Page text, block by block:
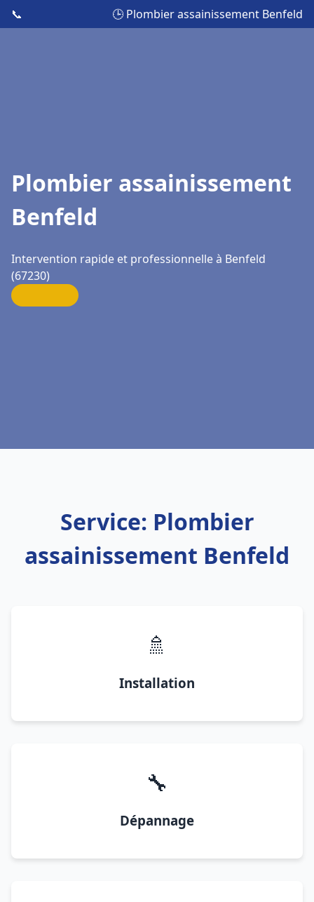
📞 🕒 Plombier assainissement Benfeld
Plombier assainissement
Benfeld
Intervention rapide et professionnelle à Benfeld
(67230)
Service: Plombier
assainissement Benfeld
🚿
Installation
🔧
Dépannage